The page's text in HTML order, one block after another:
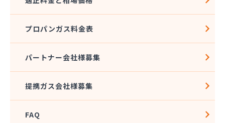
角広ガス
割又商店
株式会社アドニス
株式会社あみや商事 本社
株式会社エイチティーピー
プロパンガス料金表
パートナー会社様募集
提携ガス会社様募集
FAQ